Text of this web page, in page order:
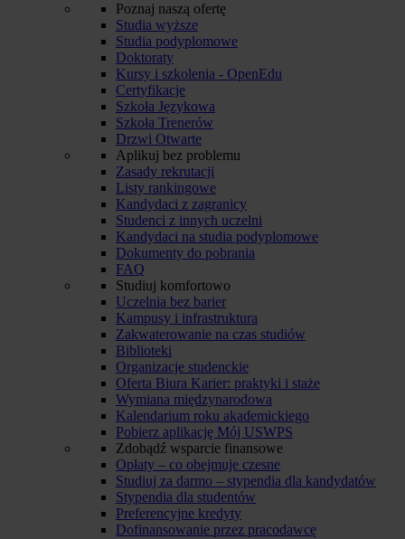
Poznaj naszą ofertę
Studia wyższe
Studia podyplomowe
Doktoraty
Kursy i szkolenia - OpenEdu
Certyfikacje
Szkoła Językowa
Szkoła Trenerów
Drzwi Otwarte
Aplikuj bez problemu
Zasady rekrutacji
Listy rankingowe
Kandydaci z zagranicy
Studenci z innych uczelni
Kandydaci na studia podyplomowe
Dokumenty do pobrania
FAQ
Studiuj komfortowo
Uczelnia bez barier
Kampusy i infrastruktura
Zakwaterowanie na czas studiów
Biblioteki
Organizacje studenckie
Oferta Biura Karier: praktyki i staże
Wymiana międzynarodowa
Kalendarium roku akademickiego
Pobierz aplikację Mój USWPS
Zdobądź wsparcie finansowe
Opłaty – co obejmuje czesne
Studiuj za darmo – stypendia dla kandydatów
Stypendia dla studentów
Preferencyjne kredyty
Dofinansowanie przez pracodawcę